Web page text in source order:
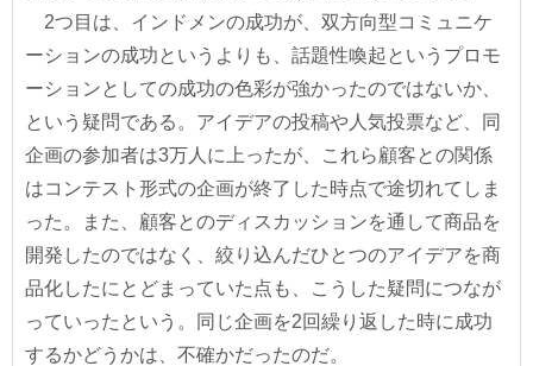
2つ目は、インドメンの成功が、双方向型コミュニケ
ーションの成功というよりも、話題性喚起というプロモ
ーションとしての成功の色彩が強かったのではないか、
という疑問である。アイデアの投稿や人気投票など、同
企画の参加者は3万人に上ったが、これら顧客との関係
はコンテスト形式の企画が終了した時点で途切れてしま
った。また、顧客とのディスカッションを通して商品を
開発したのではなく、絞り込んだひとつのアイデアを商
品化したにとどまっていた点も、こうした疑問につなが
っていったという。同じ企画を2回繰り返した時に成功
するかどうかは、不確かだったのだ。